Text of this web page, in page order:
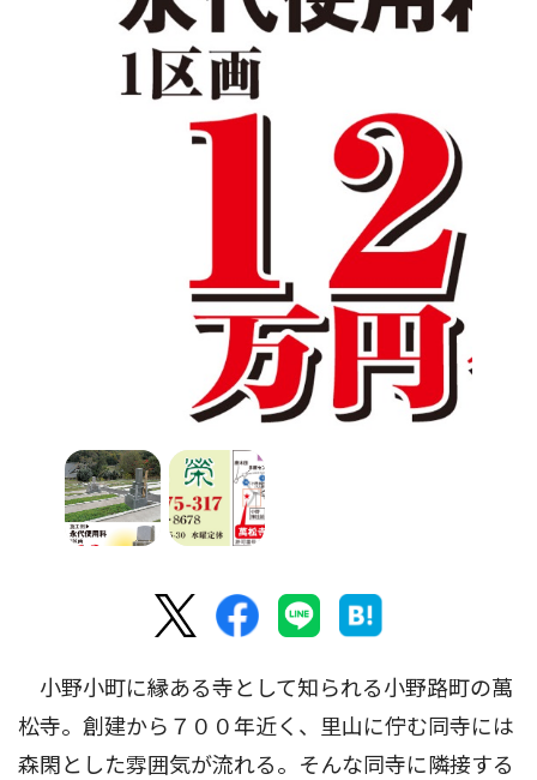
小野小町に縁ある寺として知られる小野路町の萬
松寺。創建から７００年近く、里山に佇む同寺には
森閑とした雰囲気が流れる。そんな同寺に隣接する